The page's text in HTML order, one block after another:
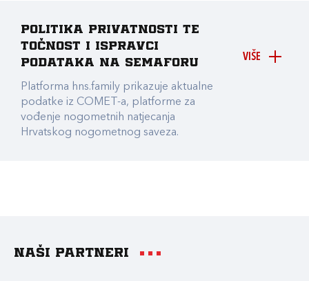
VIŠE
Politika privatnosti te
točnost i ispravci
podataka na Semaforu
Platforma hns.family prikazuje aktualne
podatke iz COMET-a, platforme za
vođenje nogometnih natjecanja
Hrvatskog nogometnog saveza.
Naši partneri